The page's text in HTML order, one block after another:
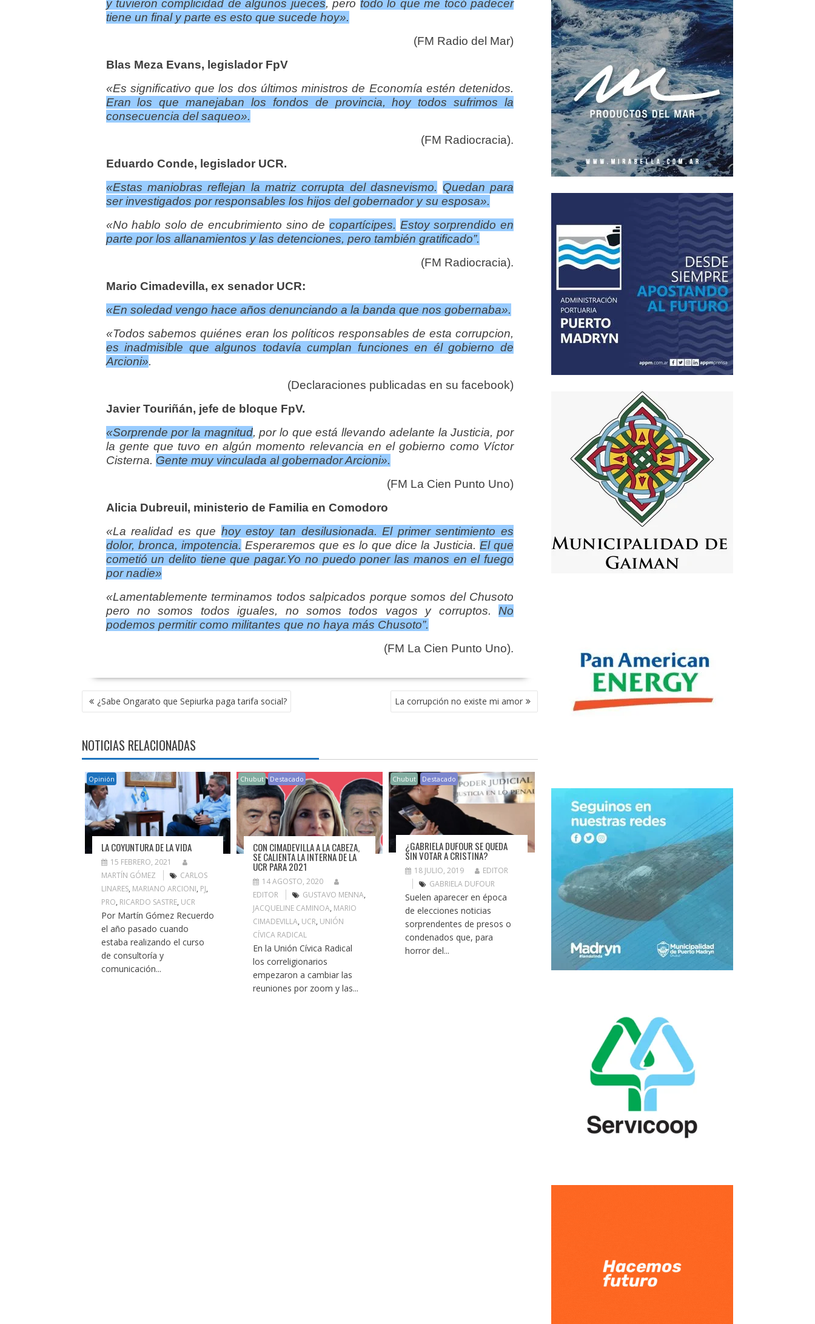
y tuvieron complicidad de algunos jueces, pero todo lo que me tocó padecer
tiene un final y parte es esto que sucede hoy».
(FM Radio del Mar)
Blas Meza Evans, legislador FpV
«Es significativo que los dos últimos ministros de Economía estén detenidos.
Eran los que manejaban los fondos de provincia, hoy todos sufrimos la
consecuencia del saqueo».
(FM Radiocracia).
‏Eduardo Conde, legislador UCR.
«Estas maniobras reflejan la matriz corrupta del dasnevismo. Quedan para
ser investigados por responsables los hijos del gobernador y su esposa».
«No hablo solo de encubrimiento sino decopartícipes. Estoy sorprendido en
parte por los allanamientos y las detenciones, pero también gratificado”.
(FM Radiocracia).
Mario Cimadevilla, ex senador UCR:
«En soledad vengo hace años denunciando a la banda que nos gobernaba».
«Todos sabemos quiénes eran los políticos responsables de esta corrupcion,
es inadmisible que algunos todavía cumplan funciones en él gobierno de
Arcioni».
(Declaraciones publicadas en su facebook)
Javier Touriñán, jefe de bloque FpV.
«Sorprende por la magnitud, por lo que está llevando adelante la Justicia, por
la gente que tuvo en algún momento relevancia en el gobierno como Víctor
Cisterna. Gente muy vinculada algobernador Arcioni».
(FM La Cien Punto Uno)
Alicia Dubreuil, ministerio de Familia en Comodoro
«La realidad es que hoy estoy tan desilusionada.El primer sentimiento es
dolor, bronca, impotencia. Esperaremos que es lo que dice la Justicia. El que
cometió un delito tiene que pagar.Yo no puedo poner las manos en el fuego
por nadie»
«Lamentablemente terminamos todos salpicados porque somos del Chusoto
pero no somos todos iguales, no somos todos vagos y corruptos. No
podemos permitir como militantes que no haya más Chusoto”.
(FM La Cien Punto Uno).
NAVEGACIÓN
DE ¿Sabe Ongarato que Sepiurka paga tarifa social? La corrupción no existe mi amor
NOTICIAS RELACIONADAS
Opinión
LA COYUNTURA DE LA VIDA
15 FEBRERO, 2021
MARTÍN GÓMEZ
CARLOS
LINARES, MARIANO ARCIONI, PJ,
PRO, RICARDO SASTRE, UCR
Por Martín Gómez Recuerdo
el año pasado cuando
estaba realizando el curso
de consultoría y
comunicación...
Chubut Destacado
CON CIMADEVILLA A LA CABEZA,
SE CALIENTA LA INTERNA DE LA
UCR PARA 2021
14 AGOSTO, 2020
EDITOR
GUSTAVO MENNA,
JACQUELINE CAMINOA, MARIO
CIMADEVILLA, UCR, UNIÓN
CÍVICA RADICAL
En la Unión Cívica Radical
los correligionarios
empezaron a cambiar las
reuniones por zoom y las...
Chubut Destacado
¿GABRIELA DUFOUR SE QUEDA
SIN VOTAR A CRISTINA?
18 JULIO, 2019
EDITOR
GABRIELA DUFOUR
Suelen aparecer en época
de elecciones noticias
sorprendentes de presos o
condenados que, para
horror del...